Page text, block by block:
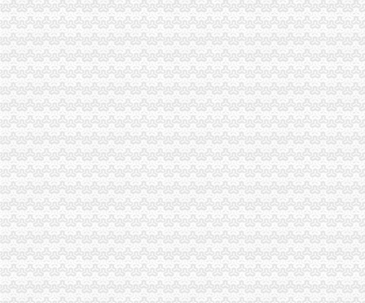
万州区工商局如何一元钱办公司深化信用信息化应用岗位大练兵活动
荣昌县私个协出台会员医疗优惠办法
全国工商系统企业信用分类监管工作会议召开王众孚局重庆0元注册公司长作重
我局李晞朦副局长在大会上作交流发
江北区工商分局“三个到位”重庆一元注册公司确保“峰会”期间安全稳定
经开园工商分局重庆一元注册公司加强领导确保峰会期间安全稳定工作
渝中区工商分局清理纠正迎接“峰会”1元注册公司公益广告画面
万州区消委成功调解一起烟花爆炸赔偿案
高新区工商分局多措并举维护“峰会”1元注册公司期间社会稳定
国务院信息化工作办公室网络与信息安全组领导视察我局一元注册公司信息安
南岸区工商分局加强国庆节日市如何一元钱办公司场监管
长寿工商分局强化节日市重庆一元注册公司场监管
梁平工商局采取五项措施加强国庆期间食品市0元注册公司场监管
酉阳县工商局一元注册公司四条措施紧锣密鼓开展岗位大练兵活动
九龙坡区工商分局一元注册公司开展规范收费行为检查
高新区工商分局加强“一节一会”一元注册公司流程期间食品安全监管
全市工商系统第二届“红盾杯”一元注册公司流程乒乓球比赛顺利闭幕
万州区工商局重庆一元注册公司引导发展柠檬产业促农民增收